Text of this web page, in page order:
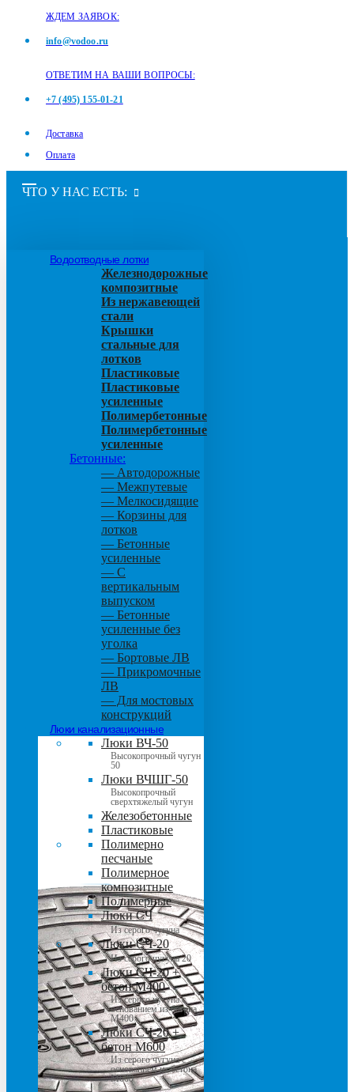
ЖДЕМ ЗАЯВОК:
info@vodoo.ru
ОТВЕТИМ НА ВАШИ ВОПРОСЫ:
+7 (495) 155-01-21
Доставка
Оплата
ЧТО У НАС ЕСТЬ:
Водоотводные лотки
Железнодорожные
композитные
Из нержавеющей
стали
Крышки
стальные для
лотков
Пластиковые
Пластиковые
усиленные
Полимербетонные
Полимербетонные
усиленные
Бетонные:
— Автодорожные
— Межпутевые
— Мелкосидящие
— Корзины для
лотков
— Бетонные
усиленные
— С
вертикальным
выпуском
— Бетонные
усиленные без
уголка
— Бортовые ЛВ
— Прикромочные
ЛВ
— Для мостовых
конструкций
Люки канализационные
Люки ВЧ-50
Высокопрочный чугун
50
Люки ВЧШГ-50
Высокопрочный
сверхтяжелый чугун
Железобетонные
Пластиковые
Полимерно
песчаные
Полимерное
композитные
Полимерные
Люки СЧ
Из серого чугуна
Люки СЧ-20
Из серого чугуна 20
Люки СЧ-20 +
бетон М400
Из серого чугуна с
основанием из бетона
М400
Люки СЧ-20 +
бетон М600
Из серого чугуна с
основанием из бетона
М600